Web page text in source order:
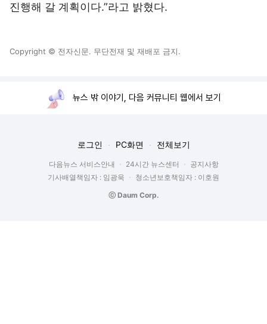
진행해 갈 계획이다.”라고 밝혔다.
Copyright © 전자신문. 무단전재 및 재배포 금지.
뉴스 밖 이야기, 다음 커뮤니티 웹에서 보기
로그인 PC화면 전체보기
다음뉴스 서비스안내 24시간 뉴스센터
공지사항
기사배열책임자 : 임광욱
청소년보호책임자 : 이호원
ⓒ Daum Corp.